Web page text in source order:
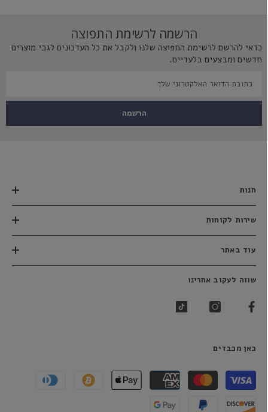
הרשמה לרשימת התפוצה
כדאי להרשם לרשימת התפוצה שלנו ולקבל את כל העדכונים לגבי מוצרים
חדשים ומבצעים בלעדיים.
הרשמה
חנות
שירות לקוחות
עוד באתר
שווה לעקוב אחרינו
כאן מכבדים
שיטות
תשלום